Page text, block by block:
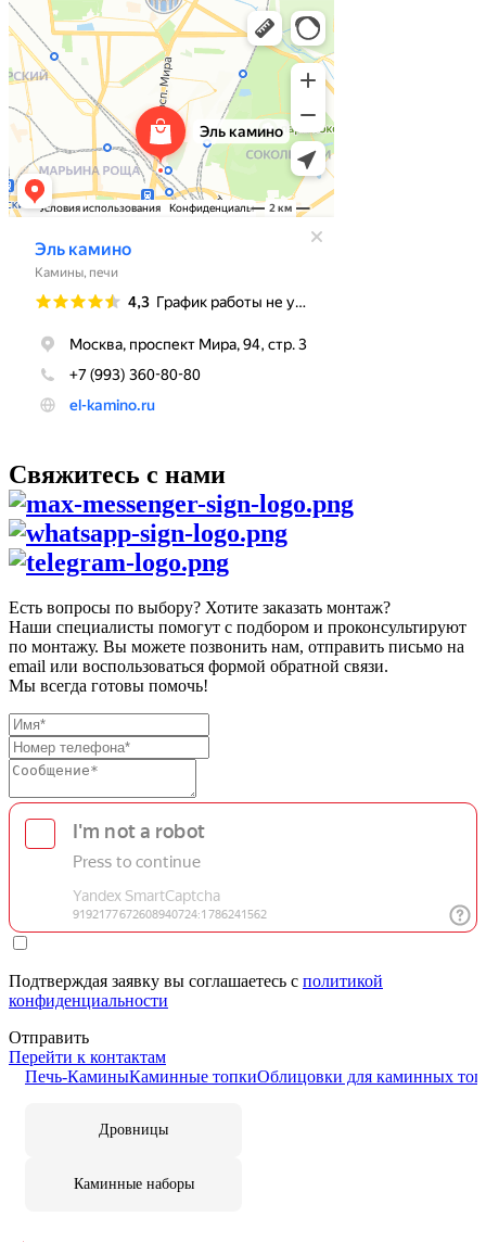
Свяжитесь с нами
Есть вопросы по выбору? Хотите заказать монтаж?
Наши специалисты помогут с подбором и проконсультируют
по монтажу. Вы можете позвонить нам, отправить письмо на
email или воспользоваться формой обратной связи.
Мы всегда готовы помочь!
Подтверждая заявку вы соглашаетесь с политикой
конфиденциальности
Отправить
Перейти к контактам
Печь-КаминыКаминные топкиОблицовки для каминных
Дровницы
Каминные наборы